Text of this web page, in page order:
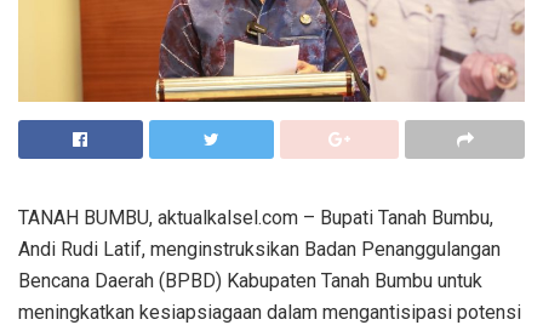
TANAH BUMBU, aktualkalsel.com – Bupati Tanah Bumbu,
Andi Rudi Latif, menginstruksikan Badan Penanggulangan
Bencana Daerah (BPBD) Kabupaten Tanah Bumbu untuk
meningkatkan kesiapsiagaan dalam mengantisipasi potensi